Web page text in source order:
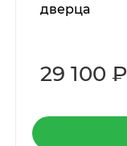
дверца
29 100 ₽